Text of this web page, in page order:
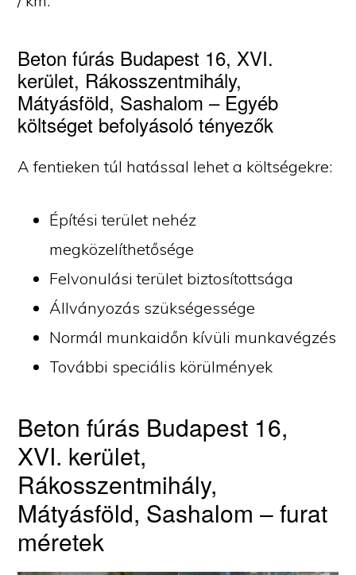
Beton fúrás Budapest 16, XVI.
kerület, Rákosszentmihály,
Mátyásföld, Sashalom – Egyéb
költséget befolyásoló tényezők
A fentieken túl hatással lehet a költségekre:
Építési terület nehéz
megközelíthetősége
Felvonulási terület biztosítottsága
Állványozás szükségessége
Normál munkaidőn kívüli munkavégzés
További speciális körülmények
Beton fúrás Budapest 16,
XVI. kerület,
Rákosszentmihály,
Mátyásföld, Sashalom – furat
méretek